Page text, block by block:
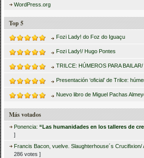
WordPress.org
Top 5
Fozi Lady! do Foz do Iguaçu
Fozi Lady!/ Hugo Pontes
TRILCE: HÚMEROS PARA
Presentación ‘oficial’ de Trilce:
Nuevo libro de Miguel Pachas
Más votados
Ponencia:“Las humanidades en los talleres de
]
Francis Bacon, vuelve. Slaughterhouse´s Crucifixion/
286 votes ]